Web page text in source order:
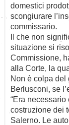
domestici
scongiurare
commissario.
Il che non
situazione si
Commissione,
alla Corte, la
Non è colpa del
Berlusconi, se
“Era
costruzione dei
Salerno. Le